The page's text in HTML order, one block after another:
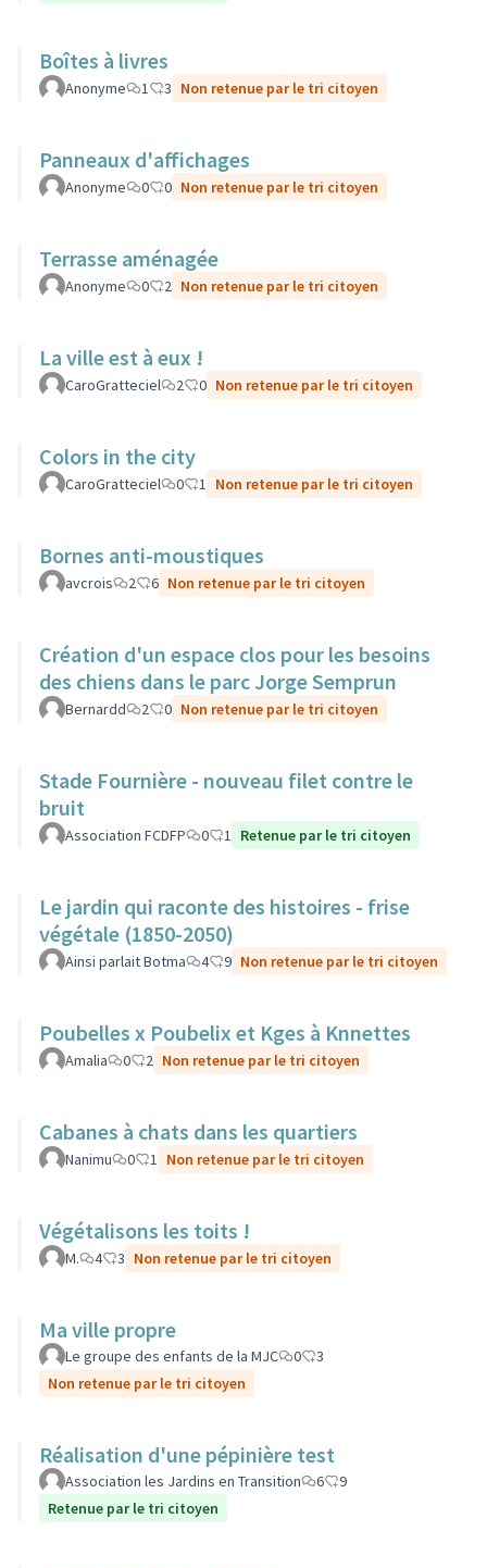
Boîtes à livres
Anonyme 1 3 Non retenue par le tri citoyen
Panneaux d'affichages
Anonyme 0 0 Non retenue par le tri citoyen
Terrasse aménagée
Anonyme 0 2 Non retenue par le tri citoyen
La ville est à eux !
CaroGratteciel 2 0 Non retenue par le tri citoyen
Colors in the city
CaroGratteciel 0 1 Non retenue par le tri citoyen
Bornes anti-moustiques
avcrois 2 6 Non retenue par le tri citoyen
Création d'un espace clos pour les besoins
des chiens dans le parc Jorge Semprun
Bernardd 2 0 Non retenue par le tri citoyen
Stade Fournière - nouveau filet contre le
bruit
Association FCDFP 0 1 Retenue par le tri citoyen
Le jardin qui raconte des histoires - frise
végétale (1850-2050)
Ainsi parlait Botma 4 9 Non retenue par le tri citoyen
Poubelles x Poubelix et Kges à Knnettes
Amalia 0 2 Non retenue par le tri citoyen
Cabanes à chats dans les quartiers
Nanimu 0 1 Non retenue par le tri citoyen
Végétalisons les toits !
M. 4 3 Non retenue par le tri citoyen
Ma ville propre
Le groupe des enfants de la MJC 0
3
Non retenue par le tri citoyen
Réalisation d'une pépinière test
Association les Jardins en Transition 6
9
Retenue par le tri citoyen